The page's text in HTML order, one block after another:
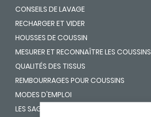
CONSEILS DE LAVAGE
RECHARGER ET VIDER
HOUSSES DE COUSSIN
MESURER ET RECONNAÎTRE LES COUSSINS
QUALITÉS DES TISSUS
REMBOURRAGES POUR COUSSINS
MODES D'EMPLOI
LES SAGES-FEMMES EXPLIQUENT